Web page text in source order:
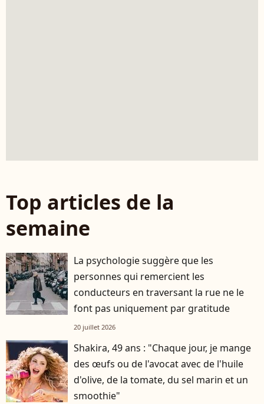
Top articles de la
semaine
La psychologie suggère que les
personnes qui remercient les
conducteurs en traversant la rue ne le
font pas uniquement par gratitude
20 juillet 2026
Shakira, 49 ans : "Chaque jour, je mange
des œufs ou de l'avocat avec de l'huile
d'olive, de la tomate, du sel marin et un
smoothie"